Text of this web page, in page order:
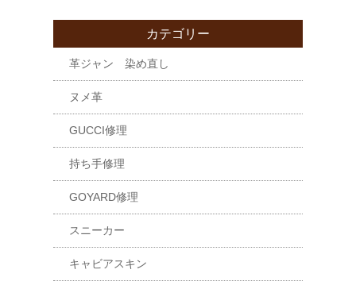
カテゴリー
革ジャン 染め直し
ヌメ革
GUCCI修理
持ち手修理
GOYARD修理
スニーカー
キャビアスキン